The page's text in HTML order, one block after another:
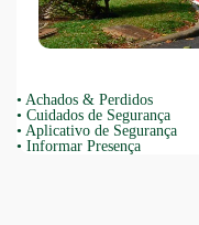
• Achados & Perdidos
• Cuidados de Segurança
• Aplicativo de Segurança
• Informar Presença